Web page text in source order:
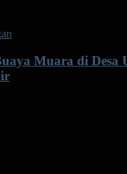
Muara di Desa